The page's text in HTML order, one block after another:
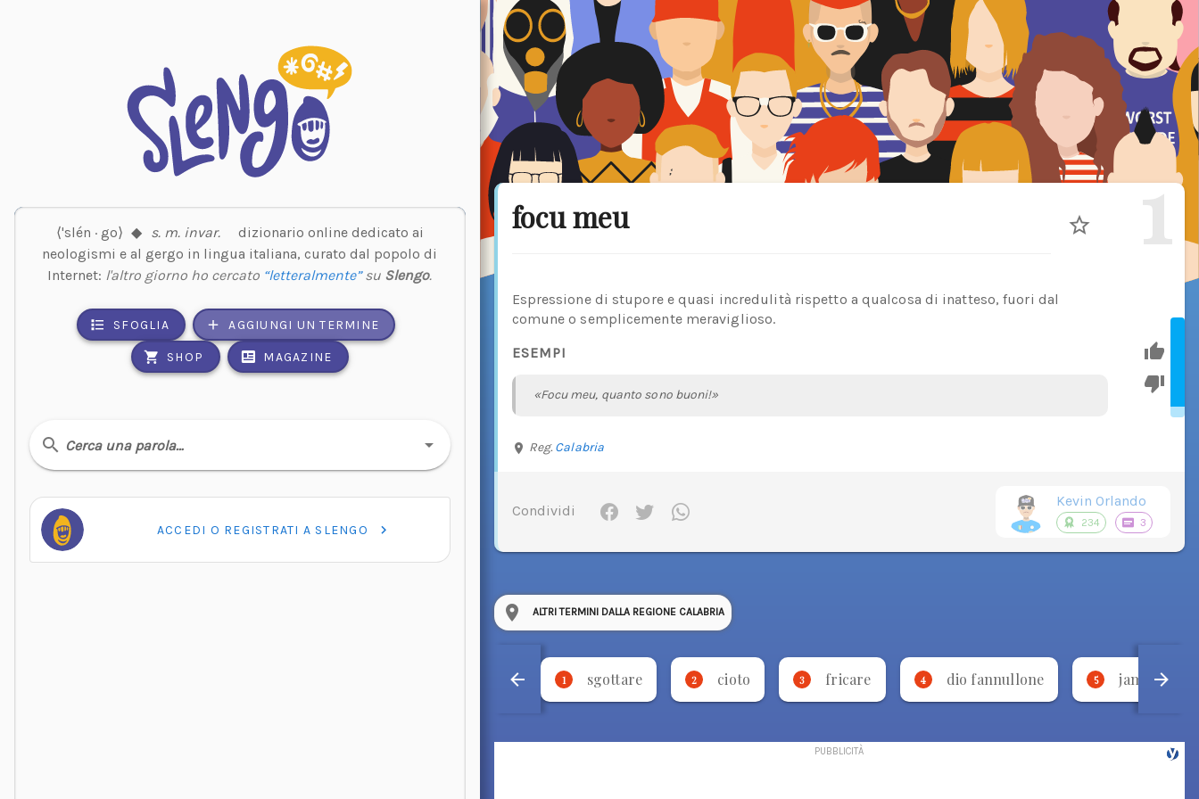
⟨'slén · go⟩ ◆ s. m. invar.
dizionario online dedicato ai
neologismi e al gergo in lingua italiana, curato dal popolo di
Internet: l'altro giorno ho cercato “letteralmente”su Slengo.
SFOGLIA AGGIUNGI UN TERMINE
SHOP MAGAZINE
Cerca una parola…
ACCEDI O REGISTRATI A SLENGO
focu meu 1
Espressione di stupore e quasi incredulità rispetto a qualcosa di inatteso, fuori dal
comune o semplicemente meraviglioso.
ESEMPI
«Focu meu, quanto sono buoni!»
Reg. Calabria
Condividi
Kevin Orlando
234 3
ALTRI TERMINI DALLA REGIONE CALABRIA
1 sgottare 2 cioto 3 fricare 4 dio fannullone 5 jamu